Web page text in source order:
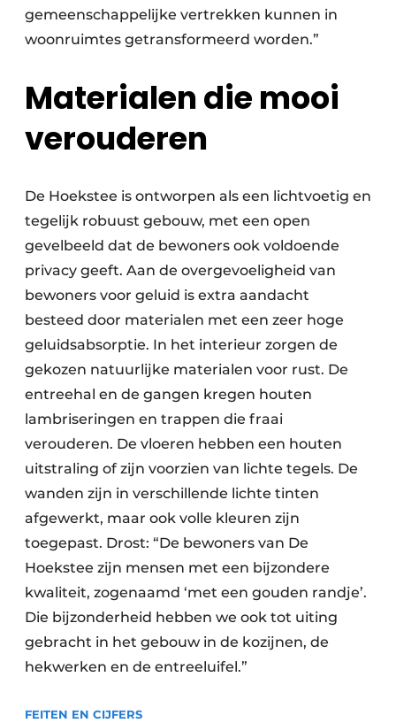
gemeenschappelijke vertrekken kunnen in
woonruimtes getransformeerd worden.”
Materialen die mooi
verouderen
De Hoekstee is ontworpen als een lichtvoetig en
tegelijk robuust gebouw, met een open
gevelbeeld dat de bewoners ook voldoende
privacy geeft. Aan de overgevoeligheid van
bewoners voor geluid is extra aandacht
besteed door materialen met een zeer hoge
geluidsabsorptie. In het interieur zorgen de
gekozen natuurlijke materialen voor rust. De
entreehal en de gangen kregen houten
lambriseringen en trappen die fraai
verouderen. De vloeren hebben een houten
uitstraling of zijn voorzien van lichte tegels. De
wanden zijn in verschillende lichte tinten
afgewerkt, maar ook volle kleuren zijn
toegepast. Drost: “De bewoners van De
Hoekstee zijn mensen met een bijzondere
kwaliteit, zogenaamd ‘met een gouden randje’.
Die bijzonderheid hebben we ook tot uiting
gebracht in het gebouw in de kozijnen, de
hekwerken en de entreeluifel.”
FEITEN EN CIJFERS